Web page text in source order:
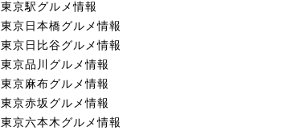
東京駅グルメ情報
東京日本橋グルメ情報
東京日比谷グルメ情報
東京品川グルメ情報
東京麻布グルメ情報
東京赤坂グルメ情報
東京六本木グルメ情報